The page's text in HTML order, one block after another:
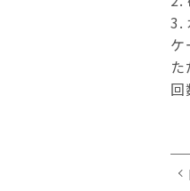
3.
回